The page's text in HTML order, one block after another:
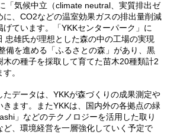
「気候中立（climate neutral、実質排出ゼ
に、CO2などの温室効果ガスの排出量削減
げています。「YKKセンターパーク」に
雄氏が理想とした森の中の工場の実現
備を進める「ふるさとの森」があり、黒
木の種子を採取して育てた苗木20種類計2
。
データは、YKKが森づくりの成果測定や
ます。またYKKは、国内外の各拠点の緑
」などのテクノロジーを活用した取り
ど、環境経営を一層強化していく予定で